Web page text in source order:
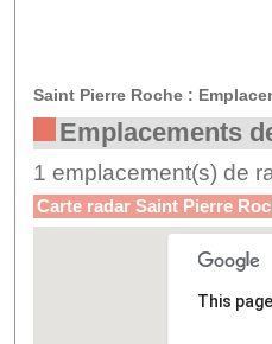
Saint Pierre Roche :
Emplacements
1 emplacement(s) de
Carte radar Saint Pierre
This